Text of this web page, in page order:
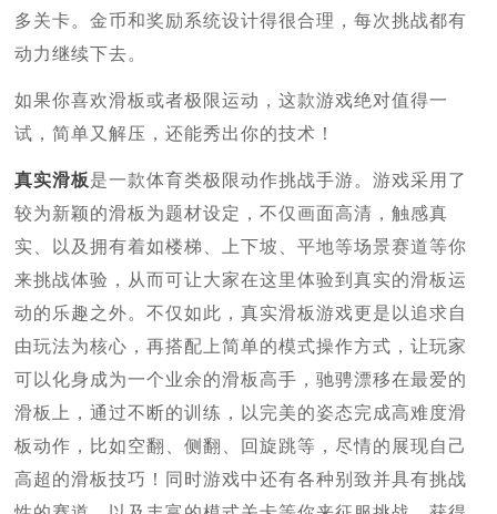
多关卡。金币和奖励系统设计得很合理，每次挑战都有
动力继续下去。
如果你喜欢滑板或者极限运动，这款游戏绝对值得一
试，简单又解压，还能秀出你的技术！
真实滑板是一款体育类极限动作挑战手游。游戏采用了
较为新颖的滑板为题材设定，不仅画面高清，触感真
实、以及拥有着如楼梯、上下坡、平地等场景赛道等你
来挑战体验，从而可让大家在这里体验到真实的滑板运
动的乐趣之外。不仅如此，真实滑板游戏更是以追求自
由玩法为核心，再搭配上简单的模式操作方式，让玩家
可以化身成为一个业余的滑板高手，驰骋漂移在最爱的
滑板上，通过不断的训练，以完美的姿态完成高难度滑
板动作，比如空翻、侧翻、回旋跳等，尽情的展现自己
高超的滑板技巧！同时游戏中还有各种别致并具有挑战